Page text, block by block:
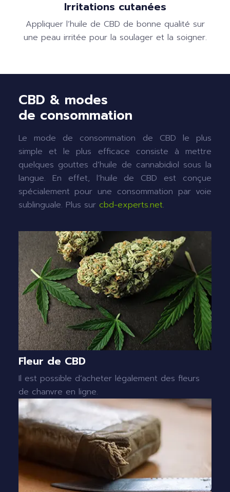
Irritations cutanées
Appliquer l’huile de CBD de bonne qualité sur
une peau irritée pour la soulager et la soigner.
CBD & modes
de consommation
Le mode de consommation de CBD le plus
simple et le plus efficace consiste à mettre
quelques gouttes d’huile de cannabidiol sous la
langue. En effet, l’huile de CBD est conçue
spécialement pour une consommation par voie
sublinguale. Plus sur cbd-experts.net.
Fleur de CBD
Il est possible d’acheter légalement des fleurs
de chanvre en ligne.